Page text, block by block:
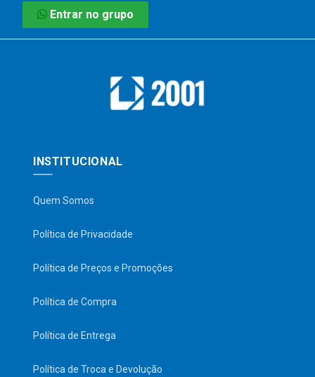
Entrar no grupo
INSTITUCIONAL
Quem Somos
Política de Privacidade
Política de Preços e Promoções
Política de Compra
Política de Entrega
Política de Troca e Devolução